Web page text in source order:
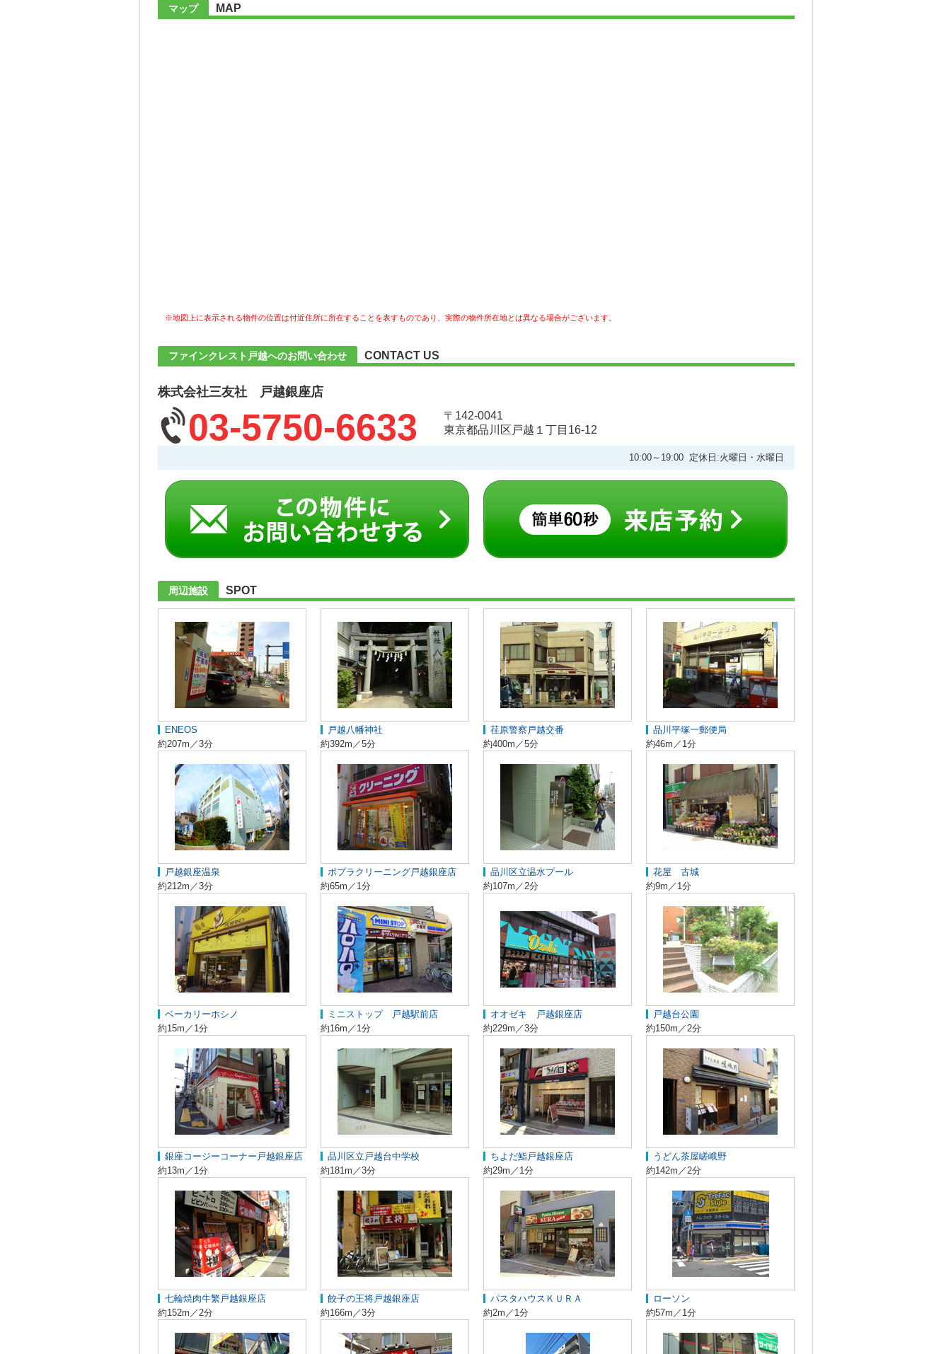
マップ MAP
※地図上に表示される物件の位置は付近住所に所在することを表すものであり、実際の物件所在地とは異なる場合がございます。
ファインクレスト戸越へのお問い合わせ CONTACT US
株式会社三友社 戸越銀座店
03-5750-6633
〒142-0041
東京都品川区戸越１丁目16-12
10:00～19:00 定休日:火曜日・水曜日
周辺施設 SPOT
ENEOS
約207m／3分
戸越八幡神社
約392m／5分
荏原警察戸越交番
約400m／5分
品川平塚一郵便局
約46m／1分
戸越銀座温泉
約212m／3分
ポプラクリーニング戸越銀座店
約65m／1分
品川区立温水プール
約107m／2分
花屋 古城
約9m／1分
ベーカリーホシノ
約15m／1分
ミニストップ 戸越駅前店
約16m／1分
オオゼキ 戸越銀座店
約229m／3分
戸越台公園
約150m／2分
銀座コージーコーナー戸越銀座店
約13m／1分
品川区立戸越台中学校
約181m／3分
ちよだ鮨戸越銀座店
約29m／1分
うどん茶屋嵯峨野
約142m／2分
七輪焼肉牛繁戸越銀座店
約152m／2分
餃子の王将戸越銀座店
約166m／3分
パスタハウスＫＵＲＡ
約2m／1分
ローソン
約57m／1分